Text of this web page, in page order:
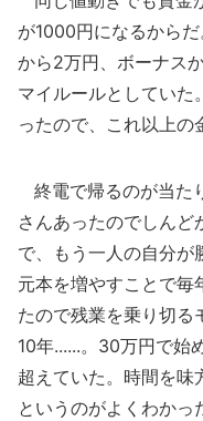
が1000円になるから
から2万円、ボーナス
マイルールとしていた
ったので、これ以上の
終電で帰るのが当た
さんあったのでしんど
で、もう一人の自分が
元本を増やすことで毎
たので残業を乗り切る
10年......。30万円で始
超えていた。時間を味
というのがよくわかっ